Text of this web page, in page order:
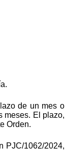
de un mes o
meses. El plazo,
Orden.
PJC/1062/2024,